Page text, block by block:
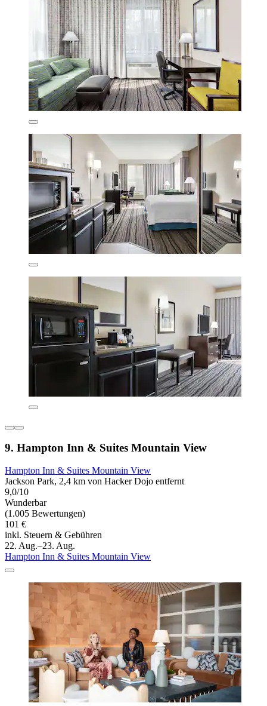
9. Hampton Inn & Suites Mountain View
Hampton Inn & Suites Mountain View
Jackson Park, 2,4 km von Hacker Dojo entfernt
9,0/10
Wunderbar
(1.005 Bewertungen)
101 €
inkl. Steuern & Gebühren
22. Aug.–23. Aug.
Hampton Inn & Suites Mountain View